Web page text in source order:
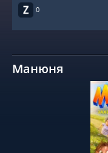
0
Манюня